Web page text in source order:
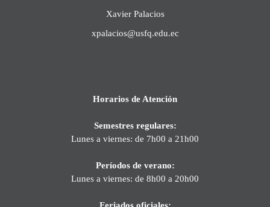
Xavier Palacios
xpalacios@usfq.edu.ec
Horarios de Atención
Semestres regulares:
Lunes a viernes: de 7h00 a 21h00
Períodos de verano:
Lunes a viernes: de 8h00 a 20h00
Feriados oficiales: